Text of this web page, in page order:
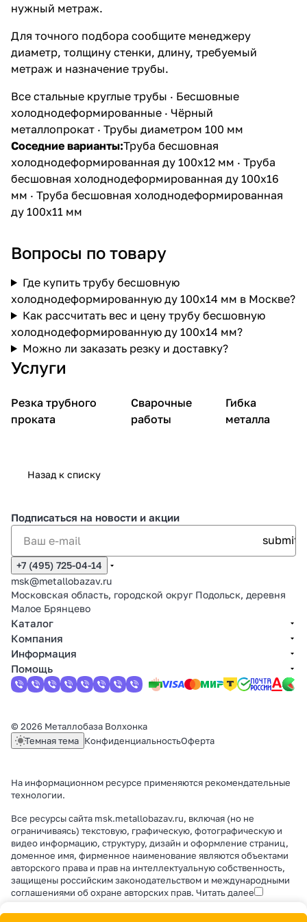
нужный метраж.
Для точного подбора сообщите менеджеру
диаметр, толщину стенки, длину, требуемый
метраж и назначение трубы.
Все стальные круглые трубы · Бесшовные
холоднодеформированные · Чёрный
металлопрокат · Трубы диаметром 100 мм
Соседние варианты:Труба бесшовная
холоднодеформированная ду 100х12 мм · Труба
бесшовная холоднодеформированная ду 100х16
мм · Труба бесшовная холоднодеформированная
ду 100х11 мм
Вопросы по товару
Где купить трубу бесшовную
холоднодеформированную ду 100х14 мм в Москве?
Как рассчитать вес и цену трубу бесшовную
холоднодеформированную ду 100х14 мм?
Можно ли заказать резку и доставку?
Услуги
Резка трубного
проката
Сварочные
работы
Гибка
металла
Назад к списку
Подписаться на новости и акции
+7 (495) 725-04-14
msk@metallobazav.ru
Московская область, городской округ Подольск, деревня
Малое Брянцево
Каталог
Компания
Информация
Помощь
© 2026 Металлобаза Волхонка
Темная тема КонфиденциальностьОферта
На информационном ресурсе применяются рекомендательные
технологии.
Все ресурсы сайта msk.metallobazav.ru, включая (но не
ограничиваясь) текстовую, графическую, фотографическую и
видео информацию, структуру, дизайн и оформление страниц,
доменное имя, фирменное наименование являются объектами
авторского права и прав на интеллектуальную собственность,
защищены российским законодательством и международными
соглашениями об охране авторских прав. Читать далее